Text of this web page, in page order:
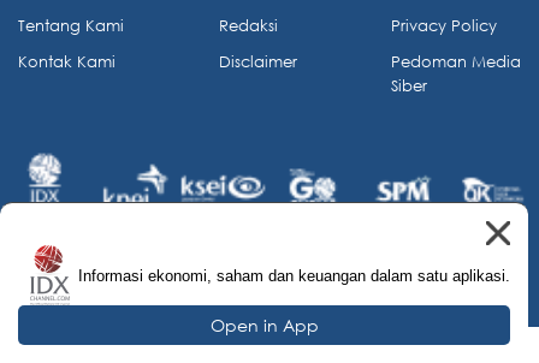
Tentang Kami
Kontak Kami
Redaksi
Disclaimer
Privacy Policy
Pedoman Media
Siber
© 2026 IDX Channel. All Rights Reserved.
Informasi ekonomi, saham dan keuangan dalam satu aplikasi.
Open in App